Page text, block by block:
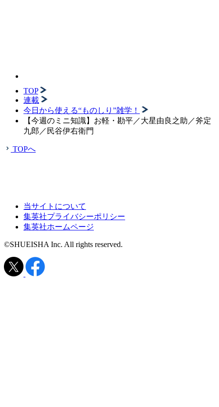
TOP
連載
今日から使える“ものしり”雑学！
【今週のミニ知識】お軽・勘平／大星由良之助／斧定
九郎／民谷伊右衛門
TOPへ
当サイトについて
集英社プライバシーポリシー
集英社ホームページ
©SHUEISHA Inc. All rights reserved.